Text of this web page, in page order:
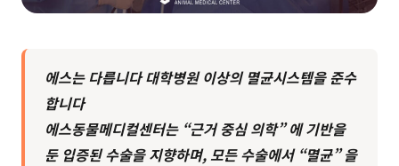
에스는 다릅니다 대학병원 이상의 멸균시스템을 준수
합니다
에스동물메디컬센터는 “근거 중심 의학” 에 기반을
둔 입증된 수술을 지향하며,모든 수술에서 “멸균” 을